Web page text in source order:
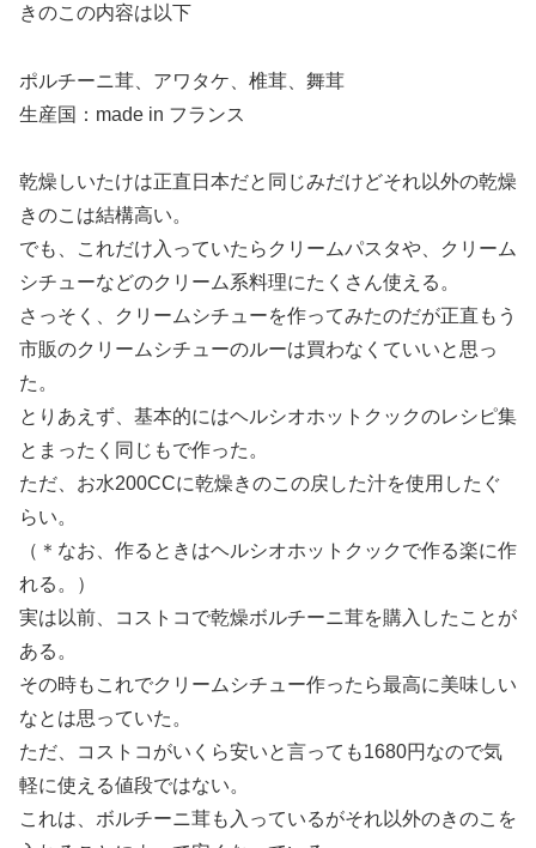
きのこの内容は以下
ポルチーニ茸、アワタケ、椎茸、舞茸
生産国：made in フランス
乾燥しいたけは正直日本だと同じみだけどそれ以外の乾燥
きのこは結構高い。
でも、これだけ入っていたらクリームパスタや、クリーム
シチューなどのクリーム系料理にたくさん使える。
さっそく、クリームシチューを作ってみたのだが正直もう
市販のクリームシチューのルーは買わなくていいと思っ
た。
とりあえず、基本的にはヘルシオホットクックのレシピ集
とまったく同じもで作った。
ただ、お水200CCに乾燥きのこの戻した汁を使用したぐ
らい。
（＊なお、作るときはヘルシオホットクックで作る楽に作
れる。）
実は以前、コストコで乾燥ボルチーニ茸を購入したことが
ある。
その時もこれでクリームシチュー作ったら最高に美味しい
なとは思っていた。
ただ、コストコがいくら安いと言っても1680円なので気
軽に使える値段ではない。
これは、ボルチーニ茸も入っているがそれ以外のきのこを